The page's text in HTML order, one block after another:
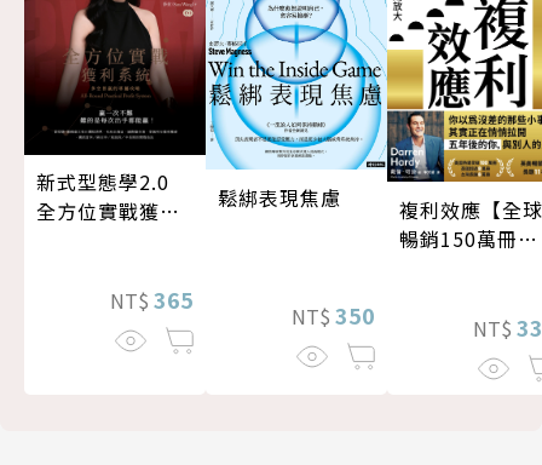
新式型態學2.0
全方位實戰獲利
NT$ 365
鬆綁表現焦慮
NT$ 350
複利效應【全球
暢銷150萬冊・
NT$